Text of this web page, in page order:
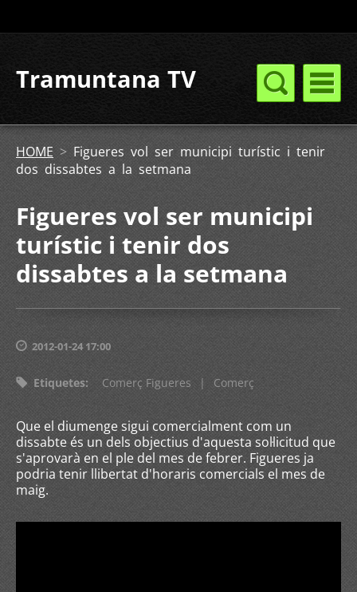
Tramuntana TV
HOME > Figueres vol ser municipi turístic i tenir
dos dissabtes a la setmana
Figueres vol ser municipi
turístic i tenir dos
dissabtes a la setmana
2012-01-24 17:00
Etiquetes: Comerç Figueres | Comerç
Que el diumenge sigui comercialment com un
dissabte és un dels objectius d'aquesta sol·licitud que
s'aprovarà en el ple del mes de febrer. Figueres ja
podria tenir llibertat d'horaris comercials el mes de
maig.